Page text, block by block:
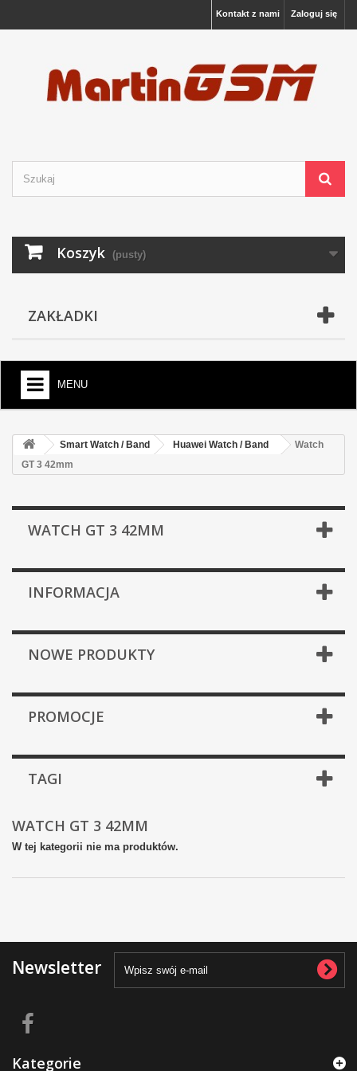
Zaloguj się
Kontakt z nami
Koszyk (pusty)
ZAKŁADKI
MENU
Smart Watch / Band Huawei Watch / Band
Watch
GT 3 42mm
WATCH GT 3 42MM
INFORMACJA
NOWE PRODUKTY
PROMOCJE
TAGI
WATCH GT 3 42MM
W tej kategorii nie ma produktów.
Newsletter
Kategorie